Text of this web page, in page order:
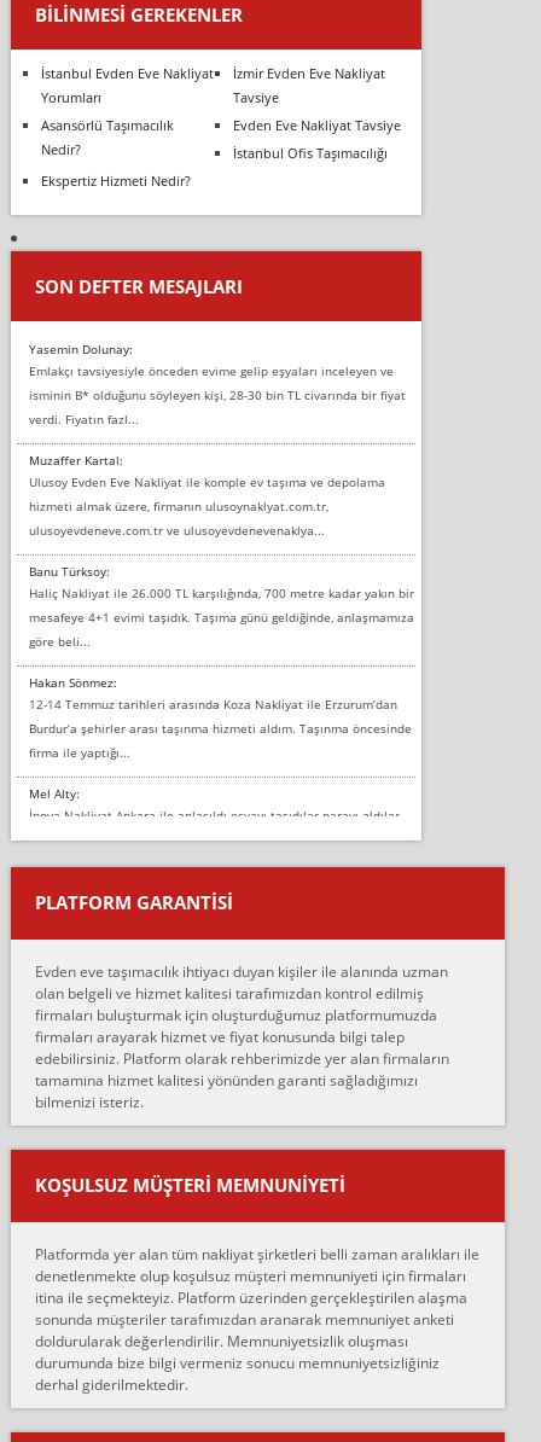
BILINMESI GEREKENLER
İstanbul Evden Eve Nakliyat
Yorumları
İzmir Evden Eve Nakliyat
Tavsiye
Asansörlü Taşımacılık
Nedir?
Evden Eve Nakliyat Tavsiye
İstanbul Ofis Taşımacılığı
Ekspertiz Hizmeti Nedir?
SON DEFTER MESAJLARI
Yasemin Dolunay:
Emlakçı tavsiyesiyle önceden evime gelip eşyaları inceleyen ve
isminin B* olduğunu söyleyen kişi, 28-30 bin TL civarında bir fiyat
verdi. Fiyatın fazl...
Muzaffer Kartal:
Ulusoy Evden Eve Nakliyat ile komple ev taşıma ve depolama
hizmeti almak üzere, firmanın ulusoynaklyat.com.tr,
ulusoyevdeneve.com.tr ve ulusoyevdenevenaklya...
Banu Türksoy:
Haliç Nakliyat ile 26.000 TL karşılığında, 700 metre kadar yakın bir
mesafeye 4+1 evimi taşıdık. Taşıma günü geldiğinde, anlaşmamıza
göre beli...
Hakan Sönmez:
12-14 Temmuz tarihleri arasında Koza Nakliyat ile Erzurum’dan
Burdur’a şehirler arası taşınma hizmeti aldım. Taşınma öncesinde
firma ile yaptığı...
Mel Alty:
İnova Nakliyat Ankara ile anlaşıldı eşyayı taşıdılar parayı aldılar.
Salon duvarına bir baktım birisi boydan alüminyum renkli bantı
yapıştırm...
Murat:
çalıştıklarını, müş...
Ahmet:
Lüleburgaz güngünes evden eve naklyat eşyalarımı taşımak için
anlaştık sabah eve geldiklerinde de eşyalarımı düzgün şekilde
sarcaz demelerine r...
mehmet güldü:
Ankara ALİCANLAR NAKLİYAT Tutarsız ve ticari ahlak problemleri
var verdikleri fiyat teklifini arttırdılar. Sonrasında taşıma gününde
oldukça tutarsı...
Ankara Alicanlar naklyat tel 5465524025. 2600 TL'ye ankaradan
Konya ya Alicanlar naklyat la anlaştık bu şahıs evin taşınacağı gün
fiyatın mazoto gele...
Fatih kokmese:
Diyarbakır dan eşyamı getirtmek için anlaştım sözleşme yaptım.
Son anda fiyat artırdılar.. mecburiyetten tasittim.. bu kişiler ağrılı
PLATFORM GARANTİSİ
Evden eve taşımacılık ihtiyacı duyan kişiler ile alanında uzman
olan belgeli ve hizmet kalitesi tarafımızdan kontrol edilmiş
firmaları buluşturmak için oluşturduğumuz platformumuzda
firmaları arayarak hizmet ve fiyat konusunda bilgi talep
edebilirsiniz. Platform olarak rehberimizde yer alan firmaların
tamamına hizmet kalitesi yönünden garanti sağladığımızı
bilmenizi isteriz.
KOŞULSUZ MÜŞTERI MEMNUNIYETI
Platformda yer alan tüm nakliyat şirketleri belli zaman aralıkları ile
denetlenmekte olup koşulsuz müşteri memnuniyeti için firmaları
itina ile seçmekteyiz. Platform üzerinden gerçekleştirilen alaşma
sonunda müşteriler tarafımızdan aranarak memnuniyet anketi
doldurularak değerlendirilir. Memnuniyetsizlik oluşması
durumunda bize bilgi vermeniz sonucu memnuniyetsizliğiniz
derhal giderilmektedir.